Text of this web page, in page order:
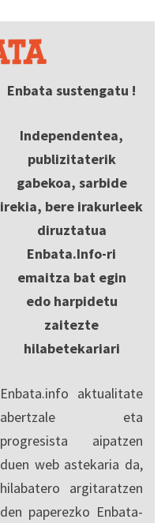
Enbata sustengatu !
Independentea,
publizitaterik
gabekoa, sarbide
irekia, bere irakurleek
diruztatua
Enbata.Info-ri
emaitza bat egin
edo harpidetu
zaitezte
hilabetekariari
Enbata.info aktualitate
abertzale eta
progresista aipatzen
duen web astekaria da,
hilabatero argitaratzen
den paperezko Enbata-